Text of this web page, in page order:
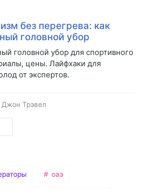
без перегрева: как
головной убор
головной убор для спортивного
цены. Лайфхаки для
от экспертов.
Джон Трэвел
оаэ